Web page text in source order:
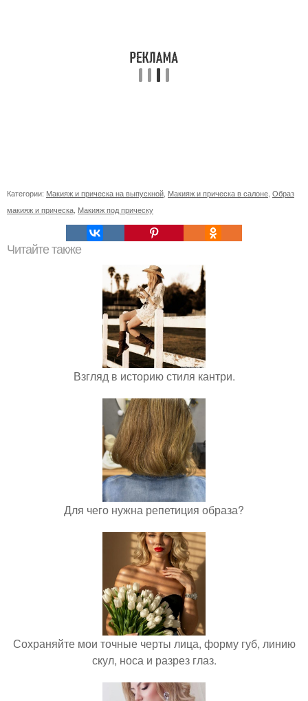
Категории: Макияж и прическа на выпускной Макияж и прическа в салоне Образ
макияж и прическа Макияж под прическу
Читайте также
Взгляд в историю стиля кантри.
Для чего нужна репетиция образа?
Сохраняйте мои точные черты лица, форму губ, линию
скул, носа и разрез глаз.